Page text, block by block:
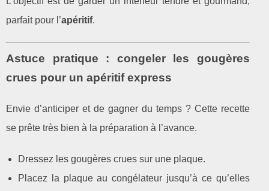
parfait pour l’apéritif.
Astuce pratique : congeler les gougères
crues pour un apéritif express
Envie d’anticiper et de gagner du temps ? Cette recette
se prête très bien à la préparation à l’avance.
Dressez les gougères crues sur une plaque.
Placez la plaque au congélateur jusqu’à ce qu’elles